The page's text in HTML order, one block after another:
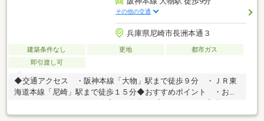
その他の交通
兵庫県尼崎市長洲本通３
建築条件なし 更地
都市ガス
即引渡し可
◆交通アクセス ・阪神本線「大物」駅まで徒歩９分 ・ＪＲ東
海道本線「尼崎」駅まで徒歩１５分◆おすすめポイント ・お好
ます！ ・現況更地のため、解体費用の負担はありません。 ・